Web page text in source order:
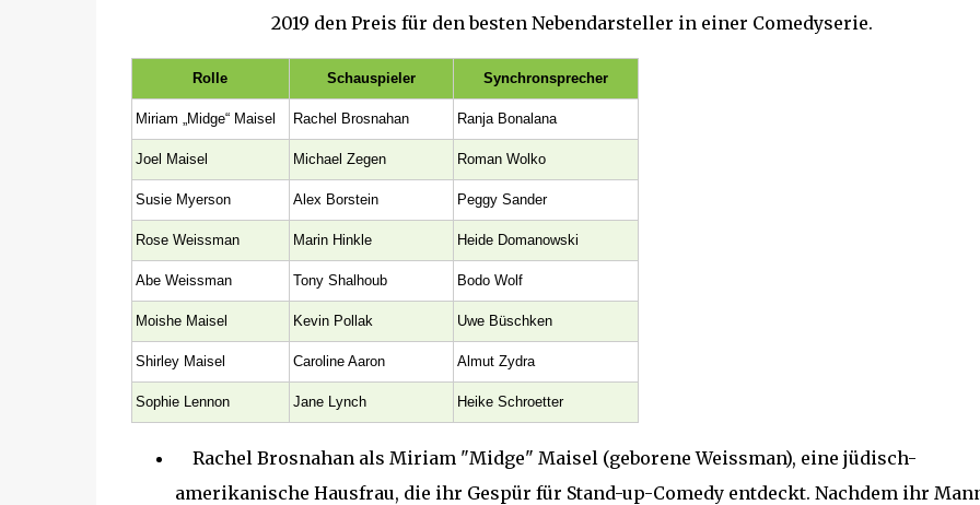
2019 den Preis für den besten Nebendarsteller in einer Comedyserie.
Rolle Schauspieler Synchronsprecher
Miriam „Midge“ Maisel Rachel Brosnahan Ranja Bonalana
Joel Maisel Michael Zegen Roman Wolko
Susie Myerson Alex Borstein Peggy Sander
Rose Weissman Marin Hinkle Heide Domanowski
Abe Weissman Tony Shalhoub Bodo Wolf
Moishe Maisel Kevin Pollak Uwe Büschken
Shirley Maisel Caroline Aaron Almut Zydra
Sophie Lennon Jane Lynch Heike Schroetter
Rachel Brosnahan als Miriam "Midge" Maisel (geborene Weissman), eine jüdisch-
amerikanische Hausfrau, die ihr Gespür für Stand-up-Comedy entdeckt. Nachdem ihr